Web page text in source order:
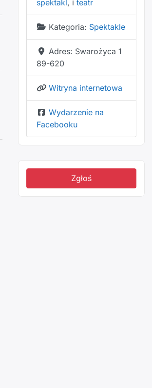
spektakl, i teatr
Kategoria: Spektakle
Adres: Swarożyca 1
89-620
Witryna internetowa
Wydarzenie na
Facebooku
Zgłoś